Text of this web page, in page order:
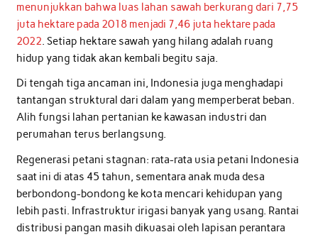
menunjukkan bahwa luas lahan sawah berkurang dari 7,75
juta hektare pada 2018 menjadi 7,46 juta hektare pada
2022. Setiap hektare sawah yang hilang adalah ruang
hidup yang tidak akan kembali begitu saja.
Di tengah tiga ancaman ini, Indonesia juga menghadapi
tantangan struktural dari dalam yang memperberat beban.
Alih fungsi lahan pertanian ke kawasan industri dan
perumahan terus berlangsung.
Regenerasi petani stagnan: rata-rata usia petani Indonesia
saat ini di atas 45 tahun, sementara anak muda desa
berbondong-bondong ke kota mencari kehidupan yang
lebih pasti. Infrastruktur irigasi banyak yang usang. Rantai
distribusi pangan masih dikuasai oleh lapisan perantara